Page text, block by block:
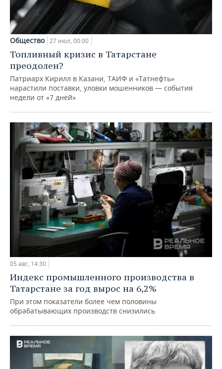
Общество 27 июл, 00:00
Топливный кризис в Татарстане
преодолен?
Патриарх Кирилл в Казани, ТАИФ и «Татнефть»
нарастили поставки, уловки мошенников — события
недели от «7 дней»
05 авг, 14:30
Индекс промышленного производства в
Татарстане за год вырос на 6,2%
При этом показатели более чем половины
обрабатывающих производств снизились